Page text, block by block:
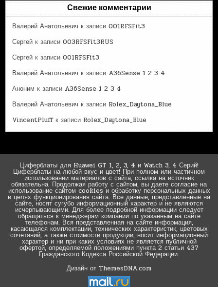
Свежие комментарии
Валерий Анатольевич к записи001RFSFit3
Сергей к записи003RFSFit3RUS
Сергей к записи001RFSFit3
Валерий Анатольевич к записи A36Sense 1 2 3 4
Аноним к записи A36Sense 1 2 3 4
Валерий Анатольевич к записи Rolex_Daytona_Blue
VincentPluffк записи Rolex_Daytona_Blue
Циферблаты для Huawei GT 1, 2, 3, 4 и Watch 3, 4 Серий!
Циферблаты на любой вкус и цвет! При полном или частичном
использовании материалов с сайта, ссылка на источник
обязательна. Продолжая работу с сайтом, вы даете согласие на
использование сайтом cookies и обработку персональных данных
в целях функционирования сайта. Все данные, представленные на
сайте, носят сугубо информационный характер и не являются
исчерпывающими. Для более подробной информации следует
обращаться к менеджерам компании по указанным на сайте
телефонам. Вся представленная на сайте информация,
касающаяся комплектации, технических характеристик, цветовых
сочетаний, а также стоимости продукции, носит информационный
характер и ни при каких условиях не является публичной
офертой, определяемой положениями пункта 2 статьи 437
Гражданского Кодекса Российской Федерации.
Дизайн от ThemesDNA.com